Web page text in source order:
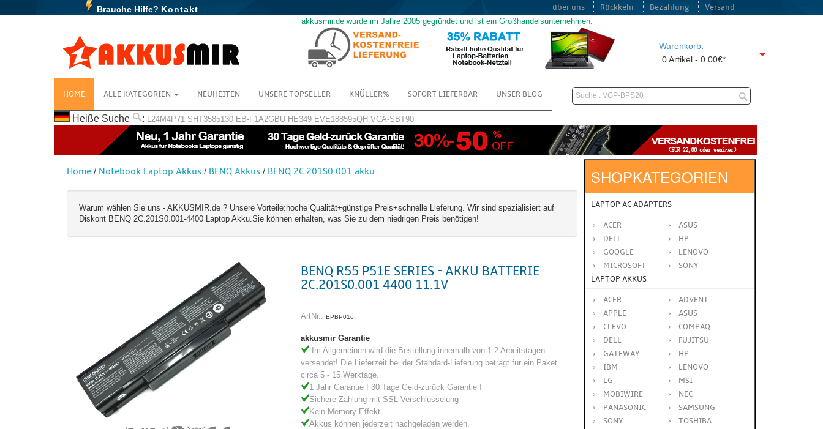
Brauche Hilfe? Kontakt über uns Rückkehr Bezahlung Versand
akkusmir.de wurde im Jahre 2005 gegründet und ist ein Großhandelsunternehmen.
Warenkorb:
0 Artikel - 0.00€*
HOME ALLE KATEGORIEN NEUHEITEN UNSERE TOPSELLER KNÜLLER% SOFORT LIEFERBAR UNSER BLOG
Heiße Suche : L24M4P71 SHT3585130 EB-F1A2GBU HE349 EVE188595QH VCA-SBT90
Home/ Notebook Laptop Akkus/ BENQ Akkus/ BENQ 2C.201S0.001 akku
Warum wählen Sie uns - AKKUSMIR.de ? Unsere Vorteile:hoche Qualität+günstige Preis+schnelle Lieferung. Wir sind spezialisiert auf
Diskont BENQ 2C.201S0.001-4400 Laptop Akku.Sie können erhalten, was Sie zu dem niedrigen Preis benötigen!
BENQ R55 P51E SERIES - AKKU BATTERIE
2C.201S0.001 4400 11.1V
ArtNr.:EPBP016
akkusmir Garantie
Im Allgemeinen wird die Bestellung innerhalb von 1-2 Arbeitstagen
versendet! Die Lieferzeit bei der Standard-Lieferung beträgt für ein Paket
circa 5 - 15 Werktage.
1 Jahr Garantie ! 30 Tage Geld-zurück Garantie !
Sichere Zahlung mit SSL-Verschlüsselung
Kein Memory Effekt.
Akkus können jederzeit nachgeladen werden.
SHOPKATEGORIEN
LAPTOP AC ADAPTERS
ACER
ASUS
DELL
HP
GOOGLE
LENOVO
MICROSOFT
SONY
LAPTOP AKKUS
ACER
ADVENT
APPLE
ASUS
CLEVO
COMPAQ
DELL
FUJITSU
GATEWAY
HP
IBM
LENOVO
LG
MSI
MOBIWIRE
NEC
PANASONIC
SAMSUNG
SONY
TOSHIBA